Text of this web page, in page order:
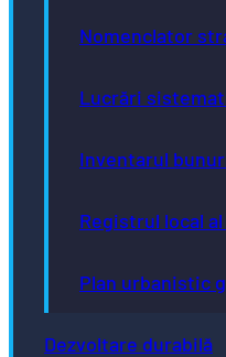
Nomenclator
Lucrări
Inventarul
Registrul local
Plan urbanistic
Dezvoltare durabilă